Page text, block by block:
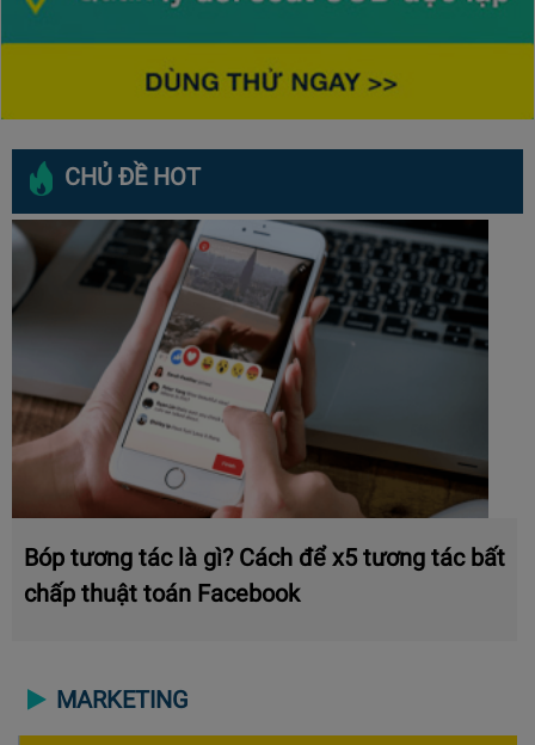
CHỦ ĐỀ HOT
Bóp tương tác là gì? Cách để x5 tương tác bất
chấp thuật toán Facebook
MARKETING